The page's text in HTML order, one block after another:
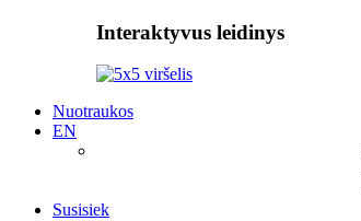
Interaktyvus leidinys
Nuotraukos
EN
Susisiek